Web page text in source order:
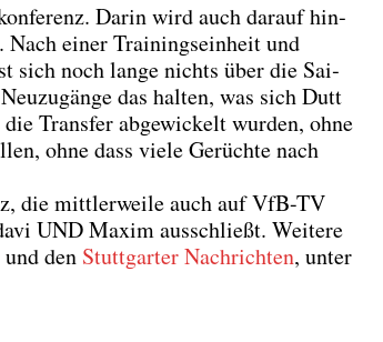
Dar­in wird auch dar­auf hin­
Nach einer Trai­nings­ein­heit und
sich noch lan­ge nichts über die Sai­
das hal­ten, was sich Dutt
Trans­fer abge­wi­ckelt wur­den, ohne
ohne dass vie­le Gerüch­te nach
die mitt­ler­wei­le auch auf VfB-TV
UND Maxim aus­schließt. Wei­te­re
und den Stutt­gar­ter Nach­rich­ten, unter